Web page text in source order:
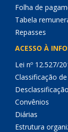
Folha de
Tabela
Repasses
ACESSO À
Lei nº 12.527/
Classificação
Convênios
Diárias
Estrutura